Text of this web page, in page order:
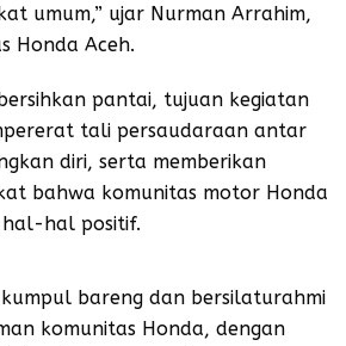
umum,” ujar Nurman Arrahim,
Honda Aceh.
pantai, tujuan kegiatan
tali persaudaraan antar
diri, serta memberikan
bahwa komunitas motor Honda
hal positif.
kumpul bareng dan bersilaturahmi
komunitas Honda, dengan